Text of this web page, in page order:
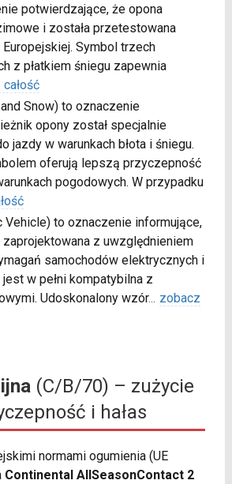
potwierdzające, że opona
i została przetestowana
Europejskiej. Symbol trzech
z płatkiem śniegu zapewnia
Snow) to oznaczenie
opony został specjalnie
jazdy w warunkach błota i śniegu.
oferują lepszą przyczepność
pogodowych. W przypadku
Vehicle) to oznaczenie informujące,
zaprojektowana z uwzględnieniem
samochodów elektrycznych i
w pełni kompatybilna z
Udoskonalony wzór... zobacz
(C/B/70) – zużycie
i hałas
normami ogumienia (UE
Continental AllSeasonContact 2